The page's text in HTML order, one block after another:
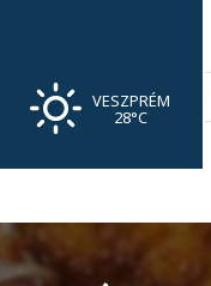
VESZPRÉM
28°C